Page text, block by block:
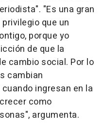
"Es una gran
que un
porque yo
de que la
cambio social. Por lo
cambian
ingresan en la
como
argumenta.